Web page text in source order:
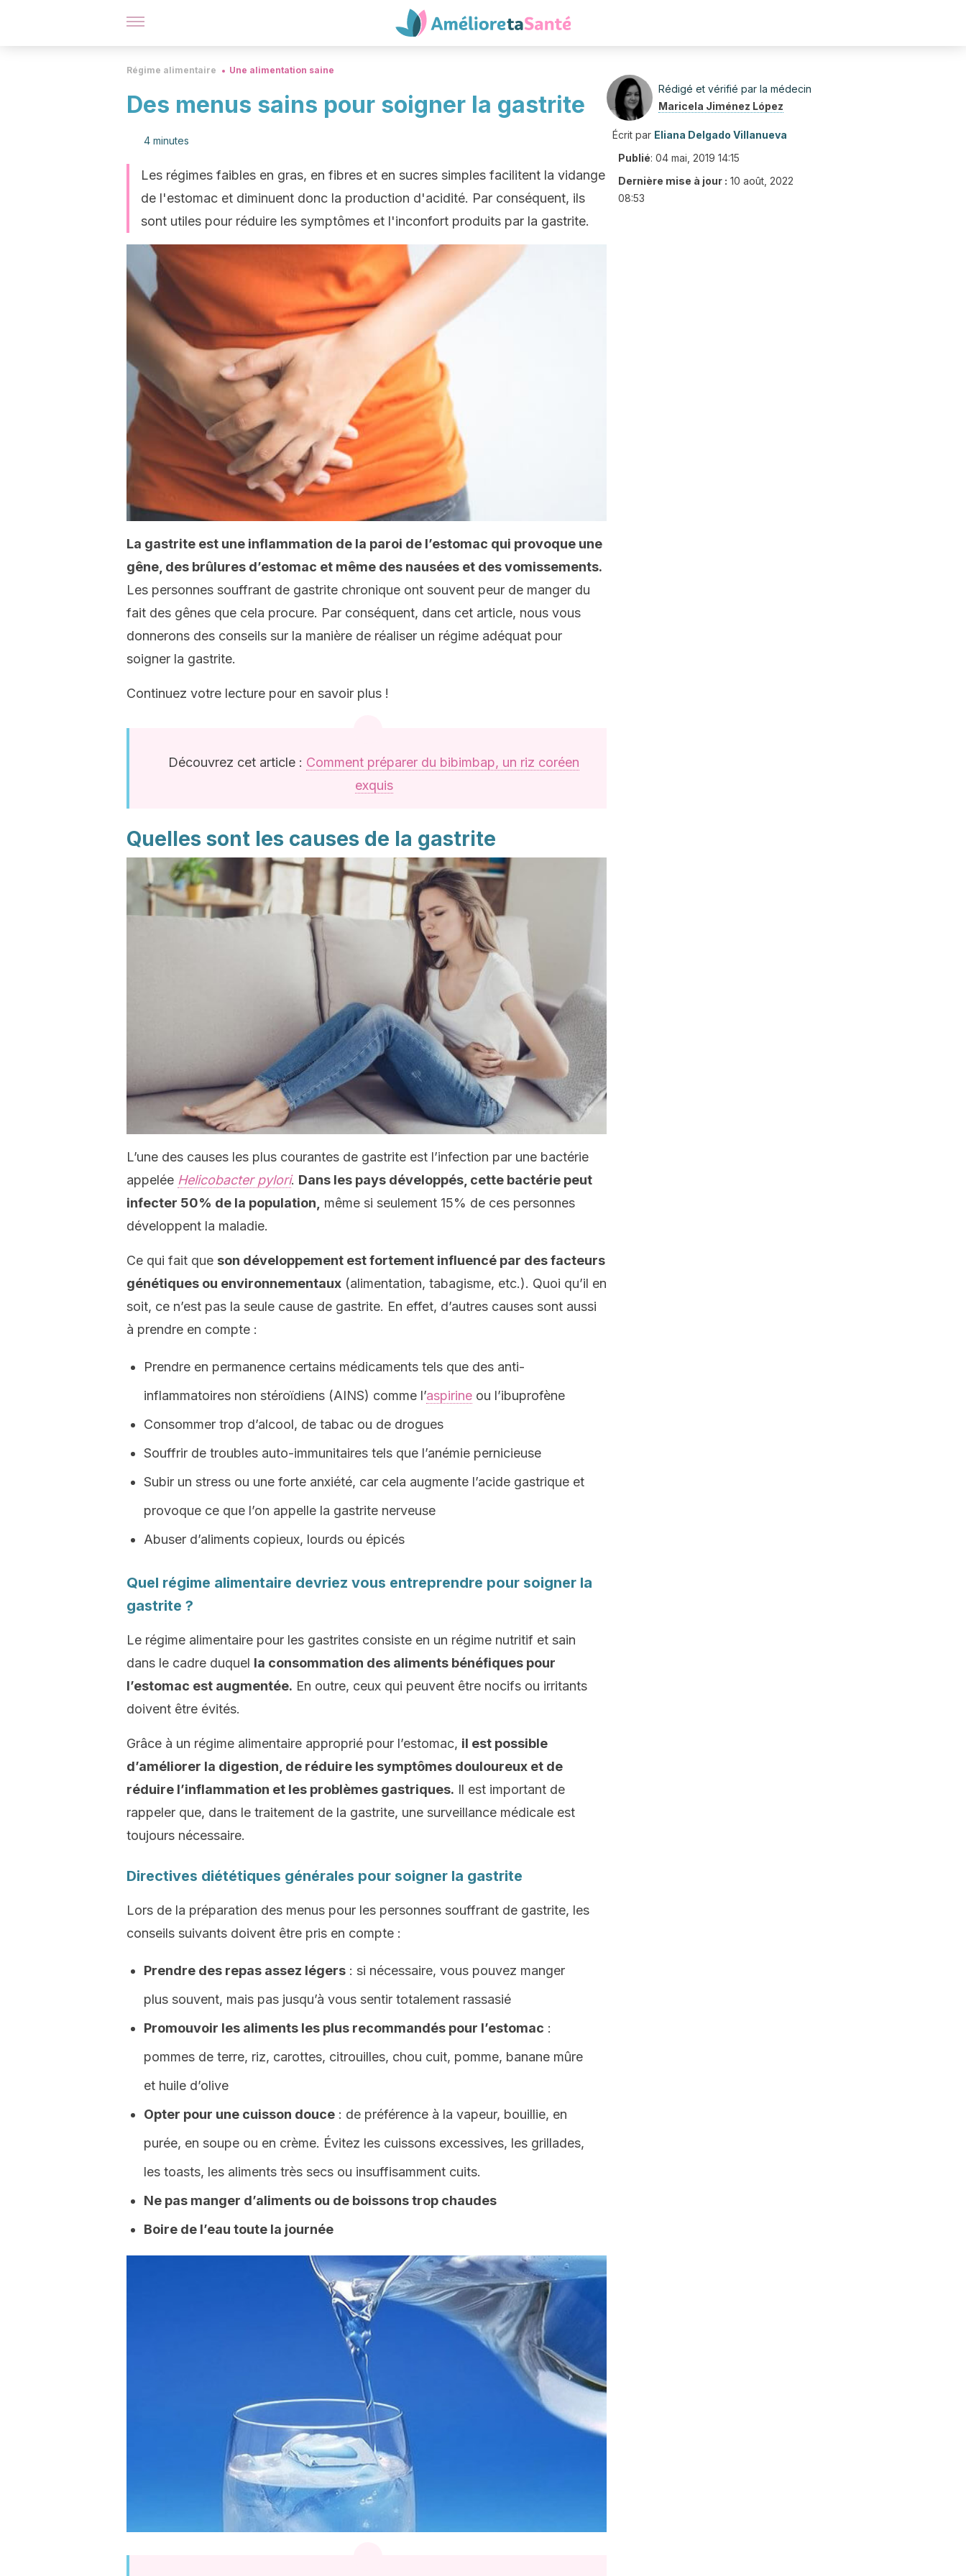
Régime alimentaire Une alimentation saine
Des menus sains pour soigner la gastrite
4 minutes
Les régimes faibles en gras, en fibres et en sucres simples facilitent la vidange
de l'estomac et diminuent donc la production d'acidité. Par conséquent, ils
sont utiles pour réduire les symptômes et l'inconfort produits par la gastrite.
La gastrite est une inflammation de la paroi de l’estomac qui provoque une
gêne, des brûlures d’estomac et même des nausées et des vomissements.
Les personnes souffrant de gastrite chronique ont souvent peur de manger du
fait des gênes que cela procure. Par conséquent, dans cet article, nous vous
donnerons des conseils sur la manière de réaliser un régime adéquat pour
soigner la gastrite.
Continuez votre lecture pour en savoir plus !
Découvrez cet article : Comment préparer du bibimbap, un riz coréen
exquis
Quelles sont les causes de la gastrite
L’une des causes les plus courantes de gastrite est l’infection par une bactérie
appelée Helicobacter pylori. Dans les pays développés, cette bactérie peut
infecter 50% de la population,
même si seulement 15% de ces personnes
développent la maladie.
Ce qui fait que son développement est fortement influencé par des facteurs
génétiques ou environnementaux (alimentation, tabagisme, etc.). Quoi qu’il en
soit, ce n’est pas la seule cause de gastrite. En effet, d’autres causes sont aussi
à prendre en compte :
Prendre en permanence certains médicaments tels que des anti-
inflammatoires non stéroïdiens (AINS) comme l’aspirine ou l’ibuprofène
Consommer trop d’alcool, de tabac ou de drogues
Souffrir de troubles auto-immunitaires tels que l’anémie pernicieuse
Subir un stress ou une forte anxiété, car cela augmente l’acide gastrique et
provoque ce que l’on appelle la gastrite nerveuse
Abuser d’aliments copieux, lourds ou épicés
Quel régime alimentaire devriez vous entreprendre pour soigner la
gastrite ?
Le régime alimentaire pour les gastrites consiste en un régime nutritif et sain
dans le cadre duquel la consommation des aliments bénéfiques pour
l’estomac est augmentée. En outre, ceux qui peuvent être nocifs ou irritants
doivent être évités.
Grâce à un régime alimentaire approprié pour l’estomac, il est possible
d’améliorer la digestion, de réduire les symptômes douloureux et de
réduire l’inflammation et les problèmes gastriques. Il est important de
rappeler que, dans le traitement de la gastrite, une surveillance médicale est
toujours nécessaire.
Directives diététiques générales pour soigner la gastrite
Lors de la préparation des menus pour les personnes souffrant de gastrite, les
conseils suivants doivent être pris en compte :
Prendre des repas assez légers : si nécessaire, vous pouvez manger
plus souvent, mais pas jusqu’à vous sentir totalement rassasié
Promouvoir les aliments les plus recommandés pour l’estomac :
pommes de terre, riz, carottes, citrouilles, chou cuit, pomme, banane mûre
et huile d’olive
Opter pour une cuisson douce : de préférence à la vapeur, bouillie, en
purée, en soupe ou en crème. Évitez les cuissons excessives, les grillades,
les toasts, les aliments très secs ou insuffisamment cuits.
Ne pas manger d’aliments ou de boissons trop chaudes
Boire de l’eau toute la journée
Rédigé et vérifié par la médecin
Maricela Jiménez López
Écrit par Eliana Delgado Villanueva
Publié: 04 mai, 2019 14:15
Dernière mise à jour : 10 août, 2022
08:53